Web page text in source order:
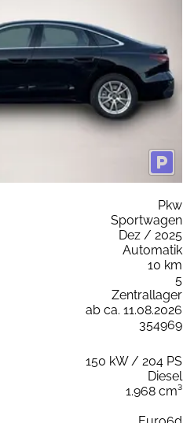
Pkw
Sportwagen
Dez / 2025
Automatik
10 km
5
Zentrallager
ab ca. 11.08.2026
354969
150 kW / 204 PS
Diesel
1.968 cm³